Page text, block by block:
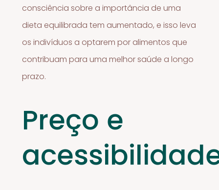
consciência sobre a importância de uma
dieta equilibrada tem aumentado, e isso leva
os indivíduos a optarem por alimentos que
contribuam para uma melhor saúde a longo
prazo.
Preço e